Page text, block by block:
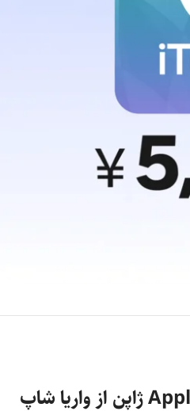
کالاف دیوتی موبایل
وایت‌اوت سوروایول